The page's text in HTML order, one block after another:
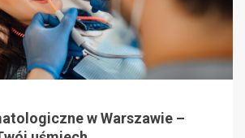
w Warszawie –